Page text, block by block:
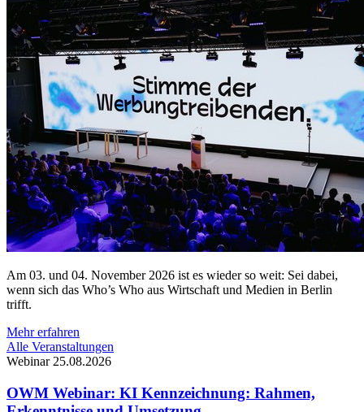
Am 03. und 04. November 2026 ist es wieder so weit: Sei dabei,
trifft.
Mehr erfahren
Webinar 25.08.2026